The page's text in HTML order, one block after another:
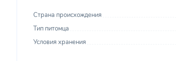
Страна происхождения
Тип питомца
Условия хранения